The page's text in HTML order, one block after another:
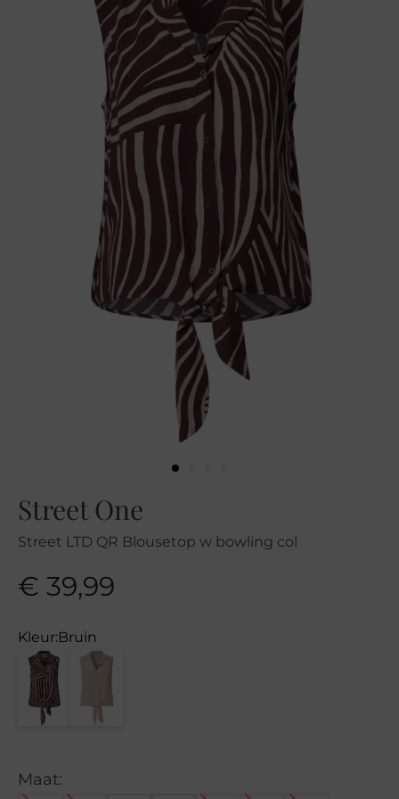
Street One
Street LTD QR Blousetop w bowling col
€ 39,99
Kleur:Bruin
Maat: